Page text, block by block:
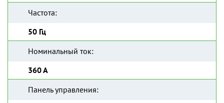
Частота:
50 Гц
Номинальный ток:
360 А
Панель управления: